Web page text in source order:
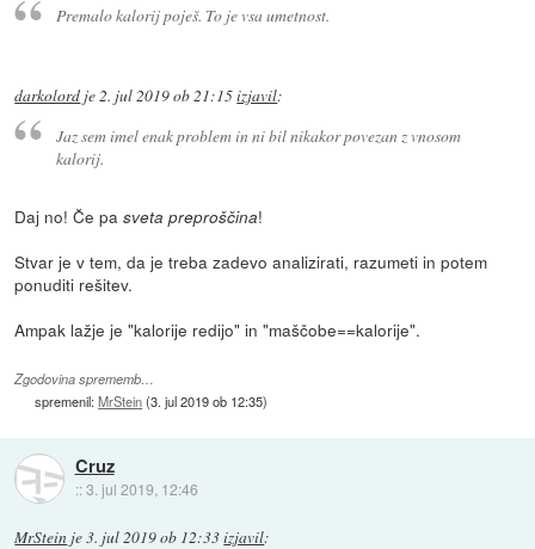
Premalo kalorij poješ. To je vsa umetnost.
darkolord je2. jul 2019 ob 21:15izjavil:
Jaz sem imel enak problem in ni bil nikakor povezan z vnosom
kalorij.
Daj no! Če pasveta preproščina!
Stvar je v tem, da je treba zadevo analizirati, razumeti in potem
ponuditi rešitev.
Ampak lažje je "kalorije redijo" in "maščobe==kalorije".
Zgodovina sprememb…
spremenil:MrStein(3. jul 2019 ob 12:35)
Cruz
::3. jul 2019, 12:46
MrStein je3. jul 2019 ob 12:33izjavil: